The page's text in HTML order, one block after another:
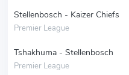
Stellenbosch - Kaizer Chiefs
Premier League
Tshakhuma - Stellenbosch
Premier League